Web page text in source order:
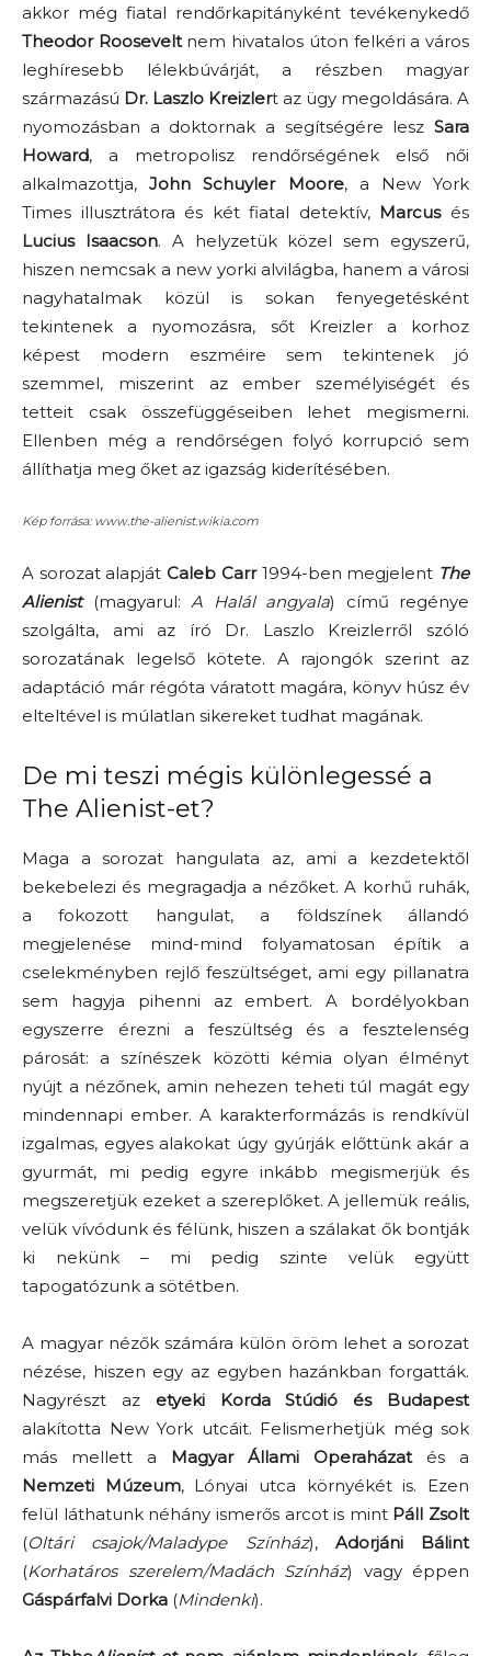
akkor még fiatal rendőrkapitányként tevékenykedő
Theodor Rooseveltnem hivatalos úton felkéri a város
leghíresebb lélekbúvárját, a részben magyar
származású Dr. Laszlo Kreizlert az ügy megoldására. A
nyomozásban a doktornak a segítségére lesz Sara
Howard, a metropolisz rendőrségének első női
alkalmazottja,John Schuyler Moore, a New York
Times illusztrátora és két fiatal detektív, Marcusés
Lucius Isaacson. A helyzetük közel sem egyszerű,
hiszen nemcsak a new yorki alvilágba, hanem a városi
nagyhatalmak közül is sokan fenyegetésként
tekintenek a nyomozásra, sőt Kreizler a korhoz
képest modern eszméire sem tekintenek jó
szemmel, miszerint az ember személyiségét és
tetteit csak összefüggéseiben lehet megismerni.
Ellenben még a rendőrségen folyó korrupció sem
állíthatja meg őket az igazság kiderítésében.
Kép forrása: www.the-alienist.wikia.com
A sorozat alapját Caleb Carr1994-ben megjelent The
Alienist(magyarul: A Halál angyala) című regénye
szolgálta, ami az író Dr. Laszlo Kreizlerről szóló
sorozatának legelső kötete. A rajongók szerint az
adaptáció már régóta váratott magára, könyv húsz év
elteltével is múlatlan sikereket tudhat magának.
De mi teszi mégis különlegessé a
The Alienist-et?
Maga a sorozat hangulata az, ami a kezdetektől
bekebelezi és megragadja a nézőket. A korhű ruhák,
a fokozott hangulat, a földszínek állandó
megjelenése mind-mind folyamatosan építik a
cselekményben rejlő feszültséget, ami egy pillanatra
sem hagyja pihenni az embert. A bordélyokban
egyszerre érezni a feszültség és a fesztelenség
párosát: a színészek közötti kémia olyan élményt
nyújt a nézőnek, amin nehezen teheti túl magát egy
mindennapi ember. A karakterformázás is rendkívül
izgalmas, egyes alakokat úgy gyúrják előttünk akár a
gyurmát, mi pedig egyre inkább megismerjük és
megszeretjük ezeket a szereplőket. A jellemük reális,
velük vívódunk és félünk, hiszen a szálakat ők bontják
ki nekünk – mi pedig szinte velük együtt
tapogatózunk a sötétben.
A magyar nézők számára külön öröm lehet a sorozat
nézése, hiszen egy az egyben hazánkban forgatták.
Nagyrészt az etyeki Korda Stúdió és Budapest
alakította New York utcáit. Felismerhetjük még sok
más mellett a Magyar Állami Operaházatés a
Nemzeti Múzeum, Lónyai utca környékét is. Ezen
felül láthatunk néhány ismerős arcot is mint Páll Zsolt
(Oltári csajok/Maladype Színház), Adorjáni Bálint
(Korhatáros szerelem/Madách Színház) vagy éppen
Gáspárfalvi Dorka (Mindenki).